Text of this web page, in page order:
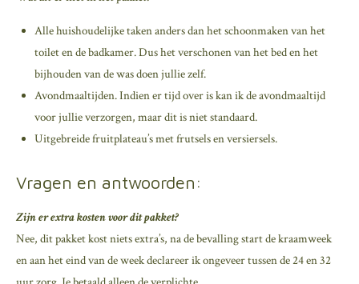
Alle huishoudelijke taken anders dan het schoonmaken van het
toilet en de badkamer. Dus het verschonen van het bed en het
bijhouden van de was doen jullie zelf.
Avondmaaltijden. Indien er tijd over is kan ik de avondmaaltijd
voor jullie verzorgen, maar dit is niet standaard.
Uitgebreide fruitplateau’s met frutsels en versiersels.
Vragen en antwoorden:
Zijn er extra kosten voor dit pakket?
Nee, dit pakket kost niets extra’s, na de bevalling start de kraamweek
en aan het eind van de week declareer ik ongeveer tussen de 24 en 32